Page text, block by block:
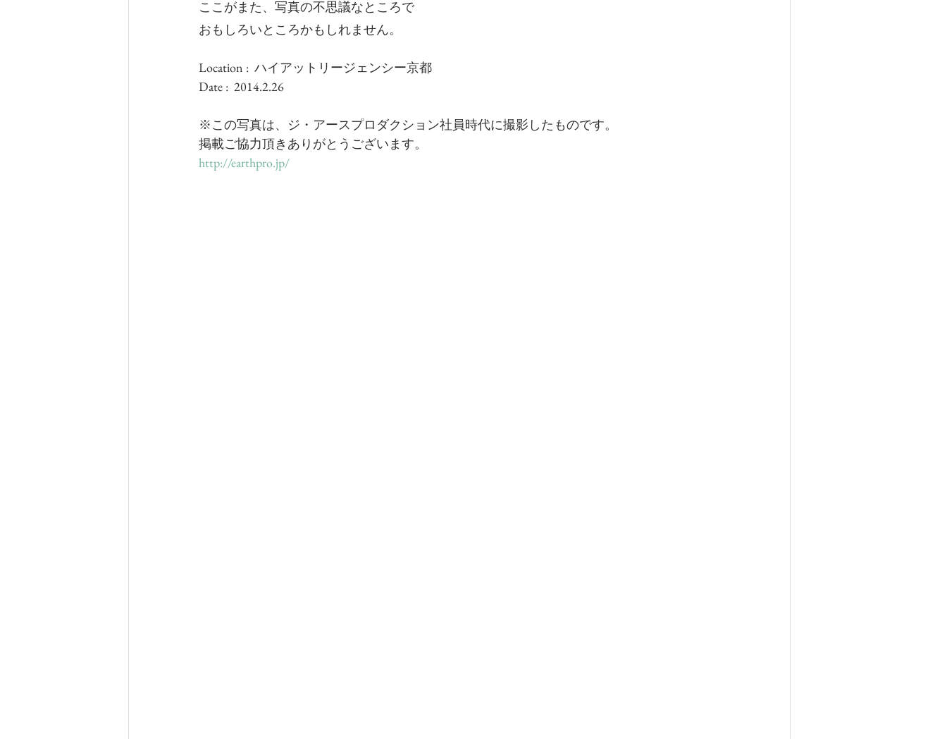
ここがまた、写真の不思議なところで
おもしろいところかもしれません。
Location :  ハイアットリージェンシー京都
Date :  2014.2.26
※この写真は、ジ・アースプロダクション社員時代に撮影したものです。
掲載ご協力頂きありがとうございます。
http://earthpro.jp/